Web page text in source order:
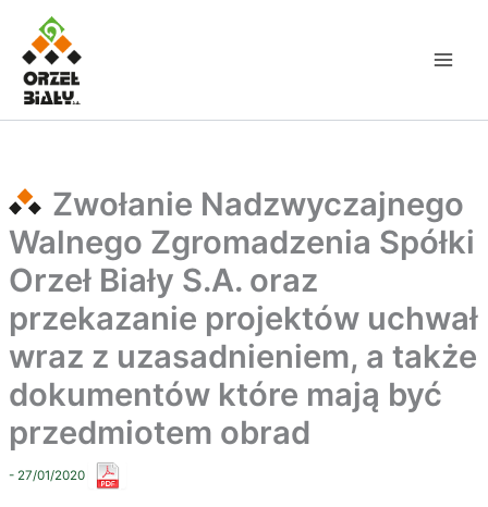
Przejdź
treści
Zwołanie Nadzwyczajnego
Walnego Zgromadzenia Spółki
Orzeł Biały S.A. oraz
przekazanie projektów uchwał
wraz z uzasadnieniem, a także
dokumentów które mają być
przedmiotem obrad
- 27/01/2020